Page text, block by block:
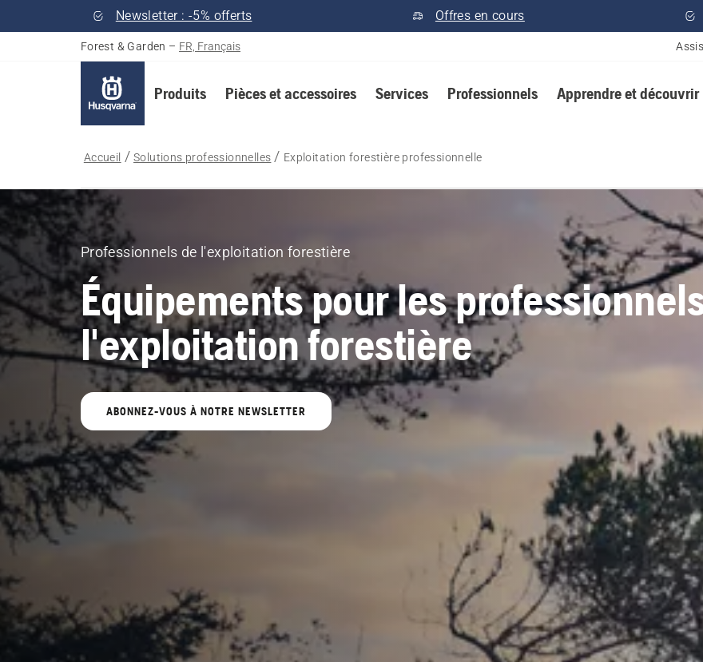
Newsletter : -5% offerts Offres en cours
Forest & Garden – FR, Français
Produits Pièces et accessoires Services Professionnels Apprendre et découvrir
Accueil Solutions professionnelles Exploitation forestière professionnelle
Professionnels de l'exploitation forestière
Équipements pour les
l'exploitation forestière
ABONNEZ-VOUS À NOTRE NEWSLETTER